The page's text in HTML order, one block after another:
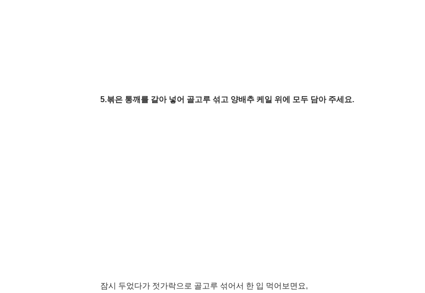
5.볶은 통깨를 갈아 넣어 골고루 섞고 양배추 케일 위에 모두 담아 주세요.
잠시 두었다가 젓가락으로 골고루 섞어서 한 입 먹어보면요,